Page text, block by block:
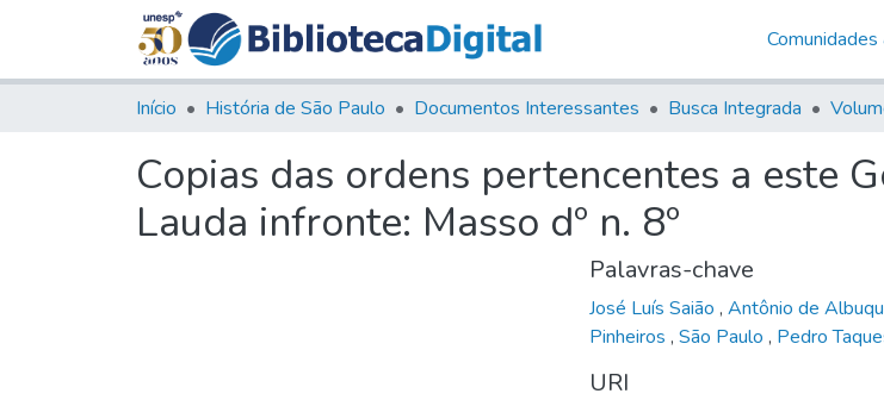
Início História de São Paulo Documentos Interessantes Busca Integrada
Copias das ordens pertencentes a este
Lauda infronte: Masso dº n. 8º
Palavras-chave
José Luís Saião , Antônio de
Pinheiros , São Paulo , Pedro
URI